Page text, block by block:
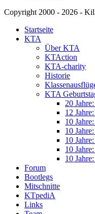
Copyright 2000 - 2026 -
Startseite
KTA
Über KTA
KTAction
KTA-charity
Historie
KTA
20
12
10
10
10
10
10
Forum
Bootlegs
Mitschnitte
KTpediA
Links